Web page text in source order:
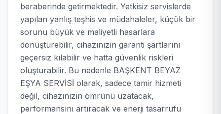
beraberinde getirmektedir. Yetkisiz servislerde
yapılan yanlış teşhis ve müdahaleler, küçük bir
sorunu büyük ve maliyetli hasarlara
dönüştürebilir, cihazınızın garanti şartlarını
geçersiz kılabilir ve hatta güvenlik riskleri
oluşturabilir. Bu nedenle BAŞKENT BEYAZ
EŞYA SERVİSİ olarak, sadece tamir hizmeti
değil, cihazınızın ömrünü uzatacak,
performansını artıracak ve enerji tasarrufu